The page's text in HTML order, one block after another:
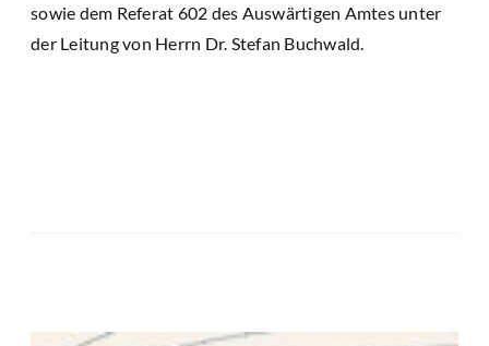
sowie dem Referat 602 des Auswärtigen Amtes unter
der Leitung von Herrn Dr. Stefan Buchwald.